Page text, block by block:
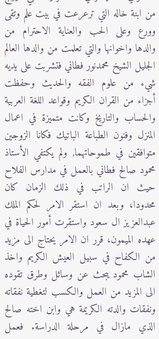
من ابنة خاله التي ترعرعت في بيت علم وتقى
وورع وعلى الحب والعناية الاحترام من
والدها واخوانها والتي تعلمت من والدها العالم
الجليل الشيخ محمدنور فطاني فتشربت على يديه
شيء من علوم الفقه والحديث وحفظت
أجزاء من القران الكريم وقواعد اللغة العربية
والحساب والتاريخ وكانت متميزة في اعمال
المنزل وفنون الطباعة الباتيك فكانا الزوجين
متوافقين في طموحاتهما, ولم يكتفي الأستاذ
محمود صالح فطاني بالعمل في مدارس الفلاح
حيث ان الراتب في ذلك الزمان كان
محدودا، وبعد ان استقر الامر لحكم الملك
عبدالعزيز ال سعود واستقرت أمور الحياة في
عهده الميمون، قرر ان الامر يحتاج الى مزيد
من الكفاح في سبيل العيش الكريم واخذ
الشاب محمود يبحث عن وسائل وطرق تقوده
الى المزيد من العمل والكسب لتغطية نفقاته
ونفقات والدته الكريمة هي وابن اخته صالح
الذي مازال في مرحلة الدراسة. فعمل